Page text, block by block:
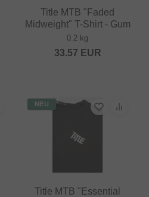
Title MTB "Faded
Midweight" T-Shirt - Gum
0.2 kg
33.57 EUR
NEU
Title MTB "Essential